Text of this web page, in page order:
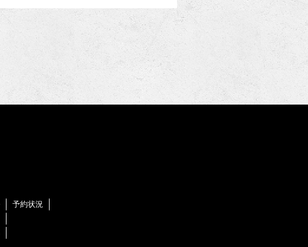
予約状況